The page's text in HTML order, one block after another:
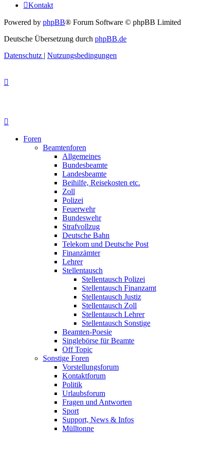
Kontakt
Powered by phpBB® Forum Software © phpBB Limited
Deutsche Übersetzung durch phpBB.de
Datenschutz | Nutzungsbedingungen
Foren
Beamtenforen
Allgemeines
Bundesbeamte
Landesbeamte
Beihilfe, Reisekosten etc.
Zoll
Polizei
Feuerwehr
Bundeswehr
Strafvollzug
Deutsche Bahn
Telekom und Deutsche Post
Finanzämter
Lehrer
Stellentausch
Stellentausch Polizei
Stellentausch Finanzamt
Stellentausch Justiz
Stellentausch Zoll
Stellentausch Lehrer
Stellentausch Sonstige
Beamten-Poesie
Singlebörse für Beamte
Off Topic
Sonstige Foren
Vorstellungsforum
Kontaktforum
Politik
Urlaubsforum
Fragen und Antworten
Sport
Support, News & Infos
Mülltonne